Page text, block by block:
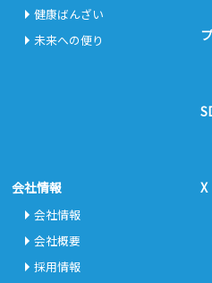
健康ばんざい
未来への便り
会社情報
会社情報
会社概要
採用情報
X